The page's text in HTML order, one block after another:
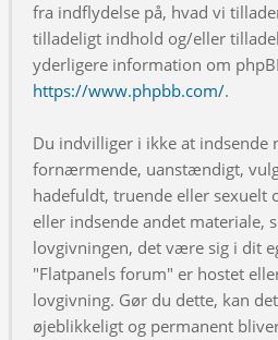
fra indflydelse på, hvad vi
tilladeligt indhold og/eller
yderligere information om
https://www.phpbb.com/.
Du indvilliger i ikke at indsende
fornærmende, uanstændigt,
hadefuldt, truende eller sexuelt
eller indsende andet materiale,
lovgivningen, det være sig i dit
"Flatpanels forum" er hostet
lovgivning. Gør du dette, kan
øjeblikkeligt og permanent